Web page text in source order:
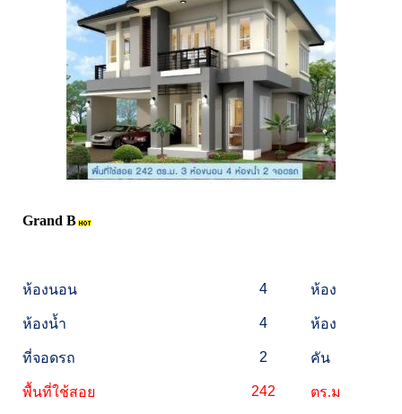
Grand B
ห้องนอน 4 ห้อง
ห้องน้ำ 4 ห้อง
ที่จอดรถ 2 คัน
พื้นที่ใช้สอย 242 ตร.ม